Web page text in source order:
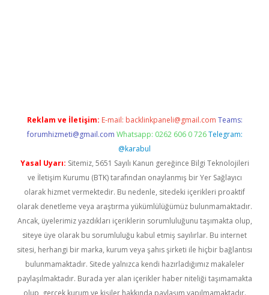
Reklam ve İletişim: E-mail: backlinkpaneli@gmail.com Teams:
forumhizmeti@gmail.com Whatsapp: 0262 606 0 726 Telegram:
@karabul
Yasal Uyarı: Sitemiz, 5651 Sayılı Kanun gereğince Bilgi Teknolojileri
ve İletişim Kurumu (BTK) tarafından onaylanmış bir Yer Sağlayıcı
olarak hizmet vermektedir. Bu nedenle, sitedeki içerikleri proaktif
olarak denetleme veya araştırma yükümlülüğümüz bulunmamaktadır.
Ancak, üyelerimiz yazdıkları içeriklerin sorumluluğunu taşımakta olup,
siteye üye olarak bu sorumluluğu kabul etmiş sayılırlar. Bu internet
sitesi, herhangi bir marka, kurum veya şahıs şirketi ile hiçbir bağlantısı
bulunmamaktadır. Sitede yalnızca kendi hazırladığımız makaleler
paylaşılmaktadır. Burada yer alan içerikler haber niteliği taşımamakta
olup, gerçek kurum ve kişiler hakkında paylaşım yapılmamaktadır.